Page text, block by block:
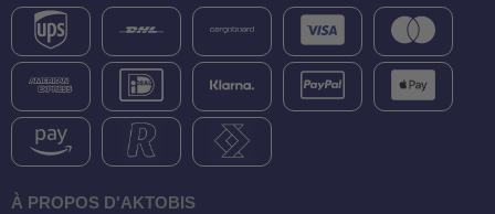
À PROPOS D'AKTOBIS